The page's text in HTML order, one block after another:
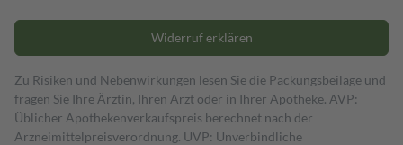
Widerruf erklären
Zu Risiken und Nebenwirkungen lesen Sie die Packungsbeilage und
fragen Sie Ihre Ärztin, Ihren Arzt oder in Ihrer Apotheke. AVP:
Üblicher Apothekenverkaufspreis berechnet nach der
Arzneimittelpreisverordnung. UVP: Unverbindliche